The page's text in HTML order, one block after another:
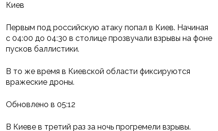
Киев
Первым под российскую атаку попал в Киев. Начиная
с 04:00 до 04:30 в столице прозвучали взрывы на фоне
пусков баллистики.
В то же время в Киевской области фиксируются
вражеские дроны.
Обновлено в 05:12
В Киеве в третий раз за ночь прогремели взрывы.